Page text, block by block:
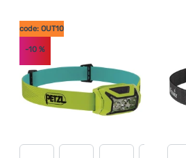
code: OUT10
-10 %